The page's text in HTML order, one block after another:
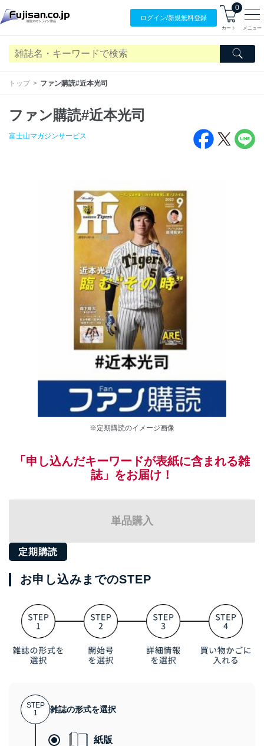
ログイン/新規無料登録
0
カート メニュー
トップ ファン購読#近本光司
ファン購読#近本光司
富士山マガジンサービス
※定期購読のイメージ画像
「申し込んだキーワードが表紙に含まれる雑
誌」をお届け！
単品購入
定期購読
お申し込みまでのSTEP
STEP
1
雑誌の形式を選択
紙版